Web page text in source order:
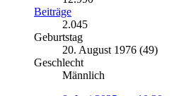
Beiträge
2.045
Geburtstag
20. August 1976 (49)
Geschlecht
Männlich